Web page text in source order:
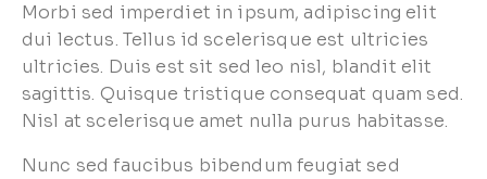
Morbi sed imperdiet in ipsum, adipiscing elit
dui lectus. Tellus id scelerisque est ultricies
ultricies. Duis est sit sed leo nisl, blandit elit
sagittis. Quisque tristique consequat quam sed.
Nisl at scelerisque amet nulla purus habitasse.
Nunc sed faucibus bibendum feugiat sed